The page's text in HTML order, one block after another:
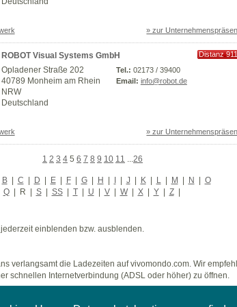
» zur
ROBOT Visual Systems GmbH
Distanz
Opladener Straße 202
40789 Monheim am Rhein
NRW
Deutschland
Tel.: 02173 / 39400
Email: info@robot.de
» zur
1 2 3 4 5 6 7 8 9 10 11 26
B | C | D | E | F | G | H | I | J | K | L | M | N | O
Q | R | S | SS | T | U | V | W | X | Y | Z |
einblenden bzw. ausblenden.
verlangsamt die Ladezeiten auf vivomondo.com. Wir
schnellen Internetverbindung (ADSL oder höher) zu öffnen.